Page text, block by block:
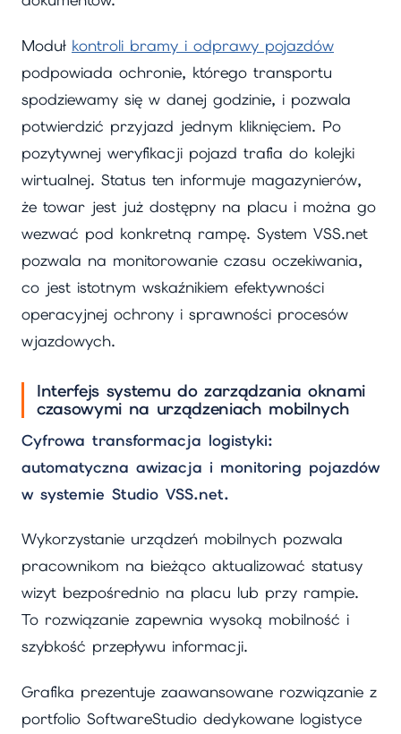
Moduł kontroli bramy i odprawy pojazdów
podpowiada ochronie, którego transportu
spodziewamy się w danej godzinie, i pozwala
potwierdzić przyjazd jednym kliknięciem. Po
pozytywnej weryfikacji pojazd trafia do kolejki
wirtualnej. Status ten informuje magazynierów,
że towar jest już dostępny na placu i można go
wezwać pod konkretną rampę. System VSS.net
pozwala na monitorowanie czasu oczekiwania,
co jest istotnym wskaźnikiem efektywności
operacyjnej ochrony i sprawności procesów
wjazdowych.
Interfejs systemu do zarządzania oknami
czasowymi na urządzeniach mobilnych
Cyfrowa transformacja logistyki:
automatyczna awizacja i monitoring pojazdów
w systemie Studio VSS.net.
Wykorzystanie urządzeń mobilnych pozwala
pracownikom na bieżąco aktualizować statusy
wizyt bezpośrednio na placu lub przy rampie.
To rozwiązanie zapewnia wysoką mobilność i
szybkość przepływu informacji.
Grafika prezentuje zaawansowane rozwiązanie z
portfolio SoftwareStudio dedykowane logistyce